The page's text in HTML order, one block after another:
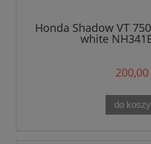
Honda Shadow VT
white
200,00
do